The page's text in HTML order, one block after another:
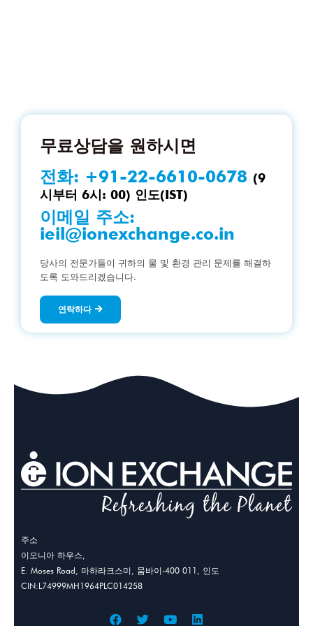
무료상담을 원하시면
전화: +91-22-6610-0678 (9
시부터 6시: 00) 인도(IST)
이메일 주소:
ieil@ionexchange.co.in
당사의 전문가들이 귀하의 물 및 환경 관리 문제를 해결하
도록 도와드리겠습니다.
연락하다
주소
이오니아 하우스,
E. Moses Road, 마하라크스미, 뭄바이-400 011, 인도
CIN:L74999MH1964PLC014258